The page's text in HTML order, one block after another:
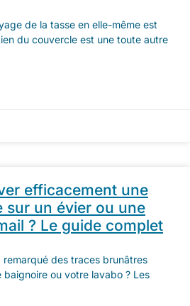
de la tasse en elle-même est
du couvercle est une toute autre
efficacement une
sur un évier ou une
? Le guide complet
des traces brunâtres
ou votre lavabo ? Les